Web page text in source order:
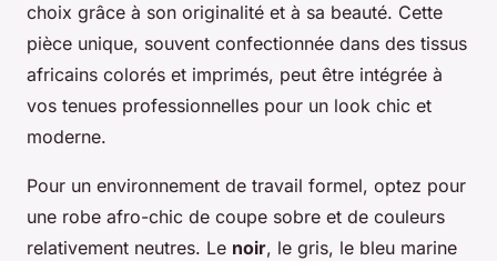
choix grâce à son originalité et à sa beauté. Cette
pièce unique, souvent confectionnée dans des tissus
africains colorés et imprimés, peut être intégrée à
vos tenues professionnelles pour un look chic et
moderne.
Pour un environnement de travail formel, optez pour
une robe afro-chic de coupe sobre et de couleurs
relativement neutres. Le noir, le gris, le bleu marine